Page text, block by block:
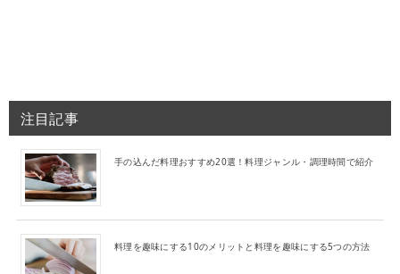
注目記事
手の込んだ料理おすすめ20選！料理ジャンル・調理時間で紹介
料理を趣味にする10のメリットと料理を趣味にする5つの方法